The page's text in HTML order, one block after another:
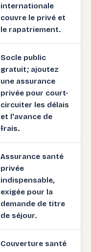
internationale
couvre le privé et
le rapatriement.
Socle public
gratuit; ajoutez
une assurance
privée pour court-
circuiter les délais
et l'avance de
frais.
Assurance santé
privée
indispensable,
exigée pour la
demande de titre
de séjour.
Couverture santé